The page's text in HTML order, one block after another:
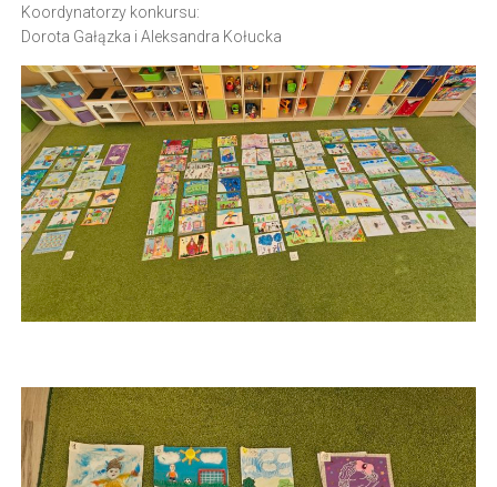
Koordynatorzy konkursu:
Dorota Gałązka i Aleksandra Kołucka